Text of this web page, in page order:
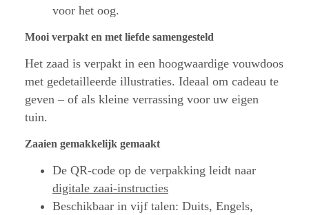
voor het oog.
Mooi verpakt en met liefde samengesteld
Het zaad is verpakt in een hoogwaardige vouwdoos
met gedetailleerde illustraties. Ideaal om cadeau te
geven – of als kleine verrassing voor uw eigen
tuin.
Zaaien gemakkelijk gemaakt
De QR-code op de verpakking leidt naar
digitale zaai-instructies
Beschikbaar in vijf talen: Duits, Engels,